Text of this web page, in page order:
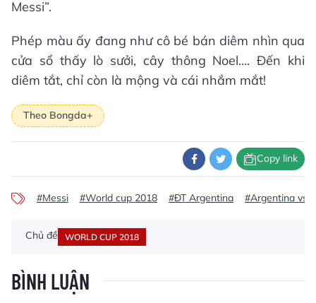
Messi”.
Phép màu ấy đang như cô bé bán diêm nhìn qua
cửa sổ thấy lò sưởi, cây thông Noel…. Đến khi
diêm tắt, chỉ còn là mộng và cái nhắm mắt!
Theo Bongda+
Copy link
#Messi #World cup 2018 #ĐT Argentina #Argentina vs
Chủ đề WORLD CUP 2018
BÌNH LUẬN